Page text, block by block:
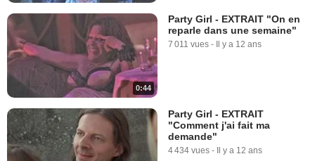
0:44
Party Girl - EXTRAIT "On en
reparle dans une semaine"
7 011 vues - Il y a 12 ans
Party Girl - EXTRAIT
"Comment j'ai fait ma
demande"
4 434 vues - Il y a 12 ans